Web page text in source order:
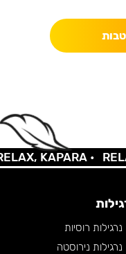
KAPARA •
נרגילות רוסיות
נרגילות נירוסטה